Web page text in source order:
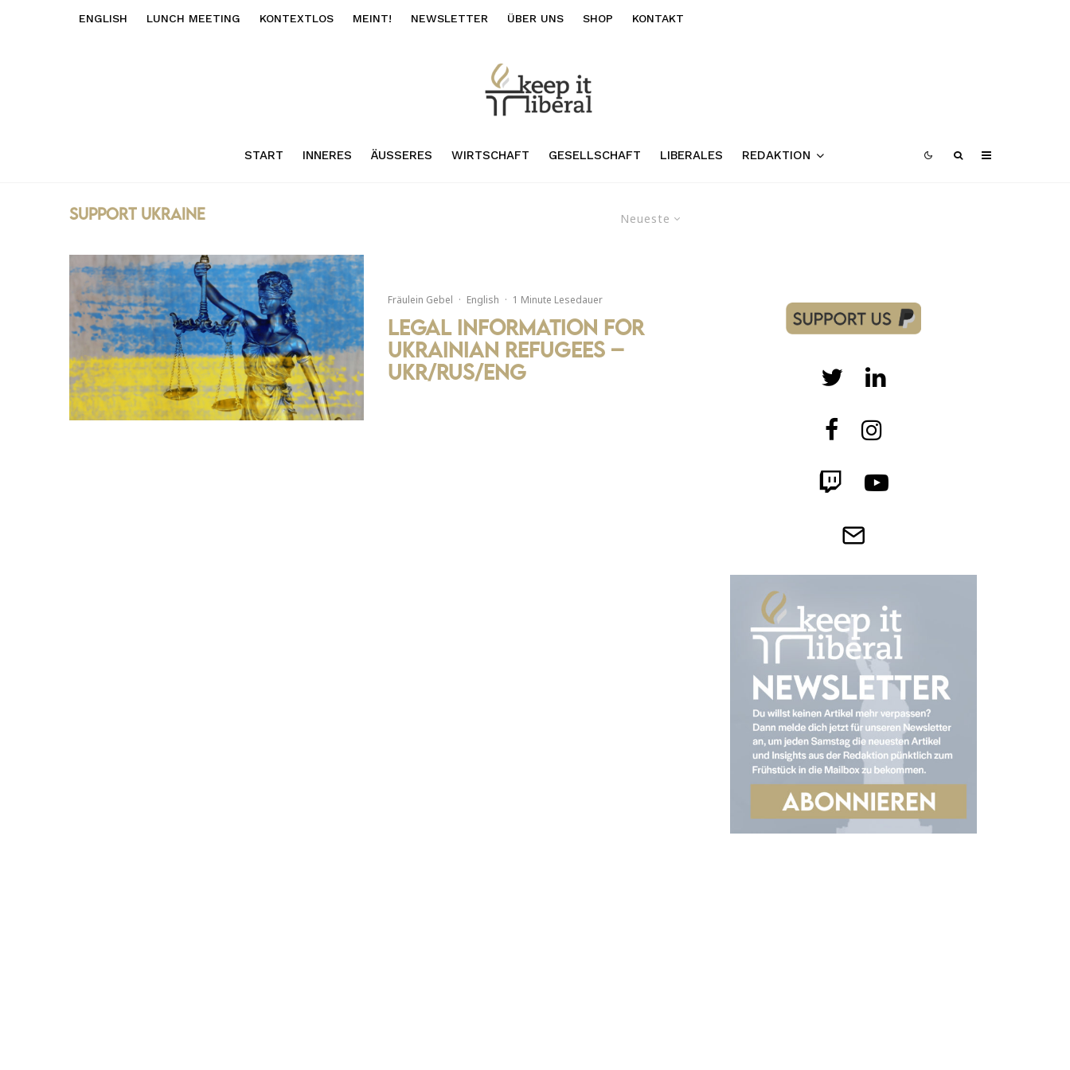
ENGLISH LUNCH MEETING KONTEXTLOS MEINT! NEWSLETTER ÜBER UNS SHOP KONTAKT
START INNERES ÄUSSERES WIRTSCHAFT GESELLSCHAFT LIBERALES REDAKTION
Neueste
support ukraine
Fräulein Gebel · English · 1 Minute Lesedauer
Legal Information for
Ukrainian Refugees –
UKR/RUS/ENG